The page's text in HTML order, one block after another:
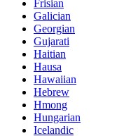
Frisian
Galician
Georgian
Gujarati
Haitian
Hausa
Hawaiian
Hebrew
Hmong
Hungarian
Icelandic